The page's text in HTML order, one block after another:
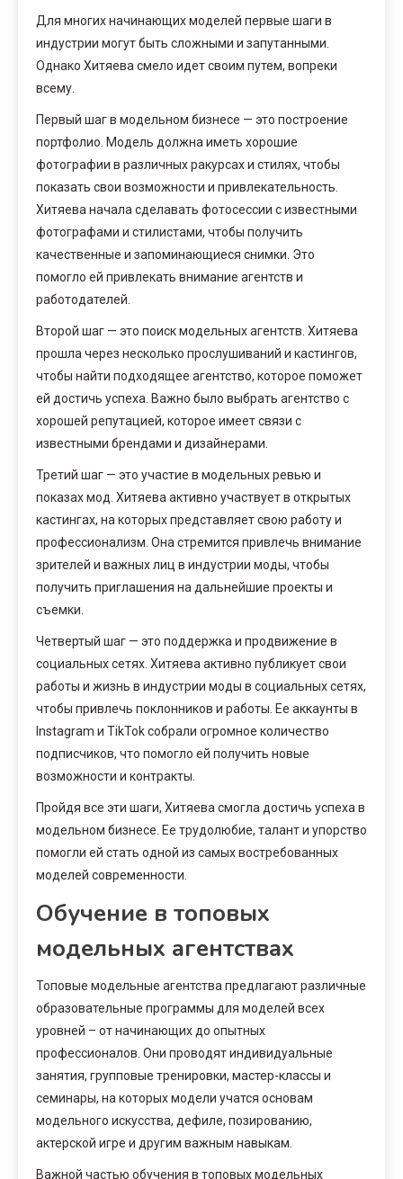
Для многих начинающих моделей первые шаги в
индустрии могут быть сложными и запутанными.
Однако Хитяева смело идет своим путем, вопреки
всему.
Первый шаг в модельном бизнесе — это построение
портфолио. Модель должна иметь хорошие
фотографии в различных ракурсах и стилях, чтобы
показать свои возможности и привлекательность.
Хитяева начала сделавать фотосессии с известными
фотографами и стилистами, чтобы получить
качественные и запоминающиеся снимки. Это
помогло ей привлекать внимание агентств и
работодателей.
Второй шаг — это поиск модельных агентств. Хитяева
прошла через несколько прослушиваний и кастингов,
чтобы найти подходящее агентство, которое поможет
ей достичь успеха. Важно было выбрать агентство с
хорошей репутацией, которое имеет связи с
известными брендами и дизайнерами.
Третий шаг — это участие в модельных ревью и
показах мод. Хитяева активно участвует в открытых
кастингах, на которых представляет свою работу и
профессионализм. Она стремится привлечь внимание
зрителей и важных лиц в индустрии моды, чтобы
получить приглашения на дальнейшие проекты и
съемки.
Четвертый шаг — это поддержка и продвижение в
социальных сетях. Хитяева активно публикует свои
работы и жизнь в индустрии моды в социальных сетях,
чтобы привлечь поклонников и работы. Ее аккаунты в
Instagram и TikTok собрали огромное количество
подписчиков, что помогло ей получить новые
возможности и контракты.
Пройдя все эти шаги, Хитяева смогла достичь успеха в
модельном бизнесе. Ее трудолюбие, талант и упорство
помогли ей стать одной из самых востребованных
моделей современности.
Обучение в топовых
модельных агентствах
Топовые модельные агентства предлагают различные
образовательные программы для моделей всех
уровней – от начинающих до опытных
профессионалов. Они проводят индивидуальные
занятия, групповые тренировки, мастер-классы и
семинары, на которых модели учатся основам
модельного искусства, дефиле, позированию,
актерской игре и другим важным навыкам.
Важной частью обучения в топовых модельных